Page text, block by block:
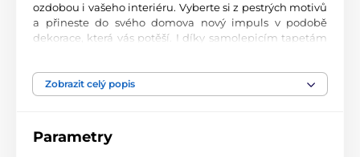
ozdobou i vašeho interiéru. Vyberte si z pestrých motivů
a přineste do svého domova nový impuls v podobě
dekorace, která vás potěší. I díky samolepicím tapetám
Perfektní tiskové zpracování
materiál s jemným povrchem a matným vzhledem. Tisk
Zobrazit celý popis
Parametry